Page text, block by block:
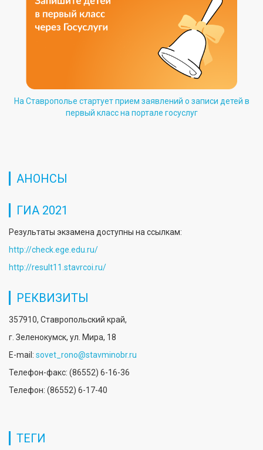
На Ставрополье стартует прием заявлений о записи детей в
первый класс на портале госуслуг
АНОНСЫ
ГИА 2021
Результаты экзамена доступны на ссылкам:
http://check.ege.edu.ru/
http://result11.stavrcoi.ru/
РЕКВИЗИТЫ
357910, Ставропольский край,
г. Зеленокумск, ул. Мира, 18
E-mail: sovet_rono@stavminobr.ru
Телефон-факс: (86552) 6-16-36
Телефон: (86552) 6-17-40
ТЕГИ